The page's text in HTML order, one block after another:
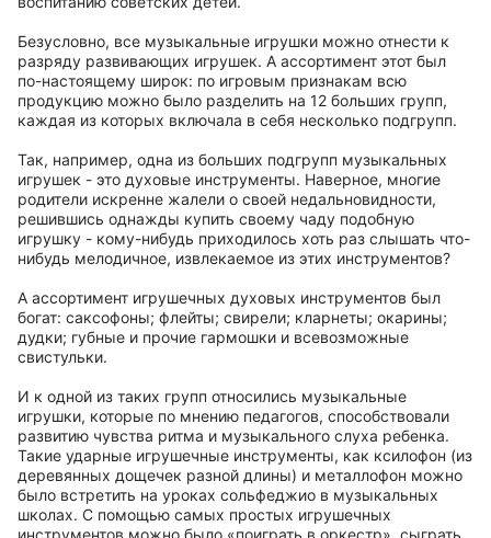
Безусловно, все музыкальные игрушки можно отнести к
разряду развивающих игрушек. А ассортимент этот был
по-настоящему широк: по игровым признакам всю
продукцию можно было разделить на 12 больших групп,
каждая из которых включала в себя несколько подгрупп.
Так, например, одна из больших подгрупп музыкальных
игрушек - это духовые инструменты. Наверное, многие
родители искренне жалели о своей недальновидности,
решившись однажды купить своему чаду подобную
игрушку - кому-нибудь приходилось хоть раз слышать что-
нибудь мелодичное, извлекаемое из этих инструментов?
А ассортимент игрушечных духовых инструментов был
богат: саксофоны; флейты; свирели; кларнеты; окарины;
дудки; губные и прочие гармошки и всевозможные
свистульки.
И к одной из таких групп относились музыкальные
игрушки, которые по мнению педагогов, способствовали
развитию чувства ритма и музыкального слуха ребенка.
Такие ударные игрушечные инструменты, как ксилофон (из
деревянных дощечек разной длины) и металлофон можно
было встретить на уроках сольфеджио в музыкальных
школах. С помощью самых простых игрушечных
инструментов можно было «поиграть в оркестр», сыграть